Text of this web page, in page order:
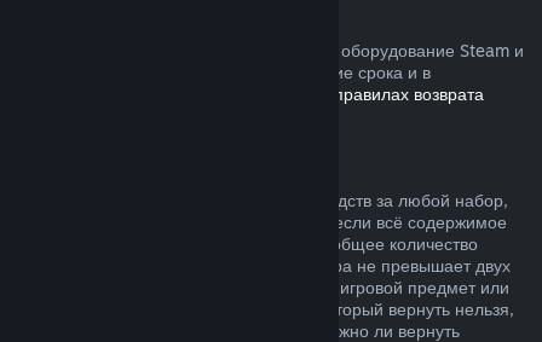
Вы можете запросить возврат средств за оборудование Steam и
аксессуары, купленные в Steam, в течение срока и в
правилах возврата
Вы можете получить полный возврат средств за любой набор,
купленный в магазине Steam, но только если всё содержимое
набора находится на вашем аккаунте и общее количество
времени пользования товарами из набора не превышает двух
часов. Если к набору прилагается внутриигровой предмет или
дополнительный контент, средства за который вернуть нельзя,
при оформлении покупки вы узнаете, можно ли вернуть